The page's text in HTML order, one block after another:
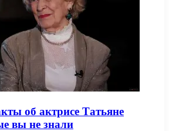
об актрисе Татьяне
вы не знали